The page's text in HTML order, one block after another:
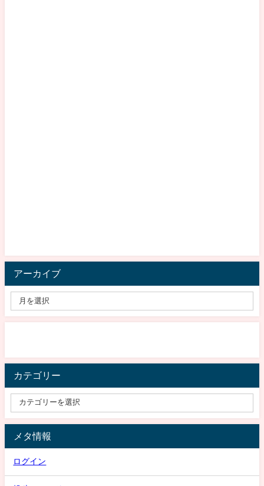
アーカイブ
カテゴリー
メタ情報
ログイン